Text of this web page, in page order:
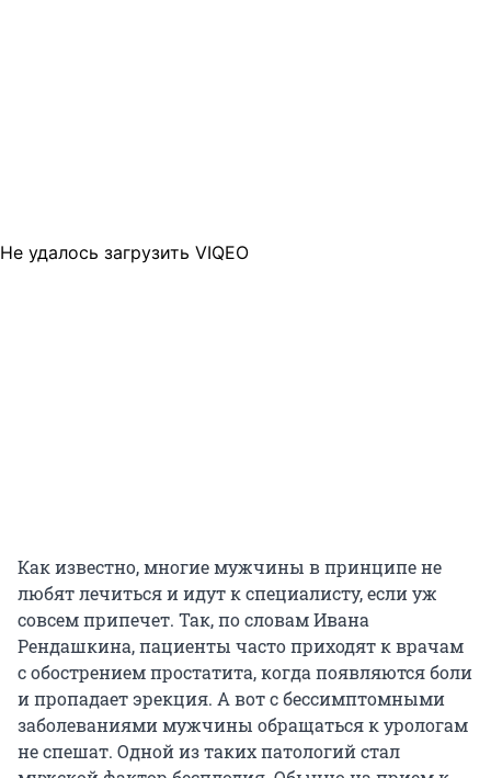
Не удалось загрузить VIQEO
Как известно, многие мужчины в принципе не
любят лечиться и идут к специалисту, если уж
совсем припечет. Так, по словам Ивана
Рендашкина, пациенты часто приходят к врачам
с обострением простатита, когда появляются боли
и пропадает эрекция. А вот с бессимптомными
заболеваниями мужчины обращаться к урологам
не спешат. Одной из таких патологий стал